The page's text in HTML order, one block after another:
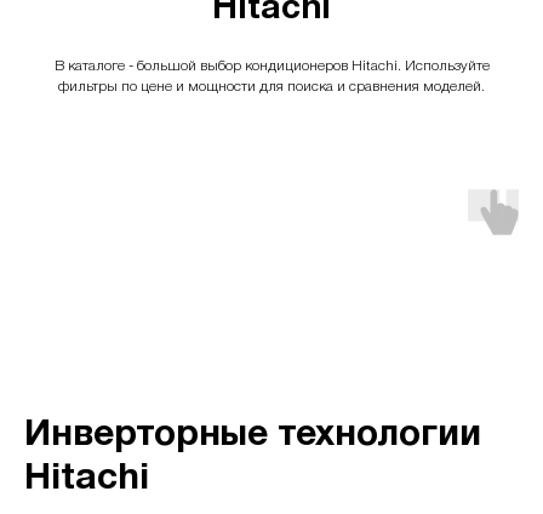
Hitachi
В каталоге - большой выбор кондиционеров Hitachi. Используйте
фильтры по цене и мощности для поиска и сравнения моделей.
Инверторные технологии
Hitachi